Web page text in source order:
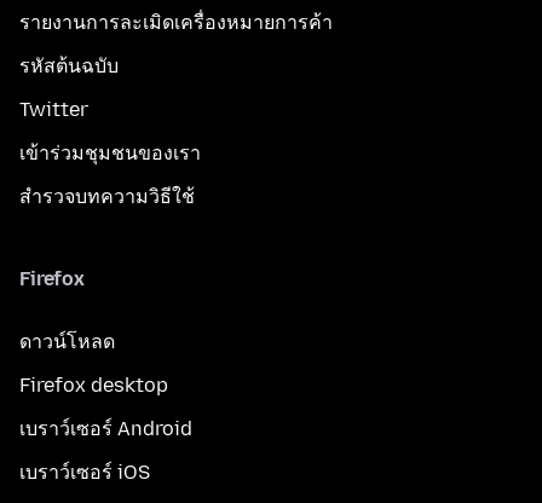
รายงานการละเมิดเครื่องหมายการค้า
รหัสต้นฉบับ
Twitter
เข้าร่วมชุมชนของเรา
สำรวจบทความวิธีใช้
Firefox
ดาวน์โหลด
Firefox desktop
เบราว์เซอร์ Android
เบราว์เซอร์ iOS